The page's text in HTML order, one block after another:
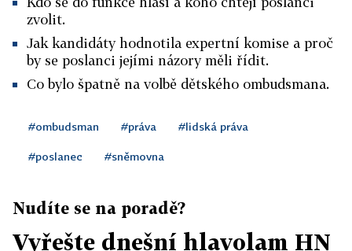
zvolit.
Jak kandidáty hodnotila expertní komise a proč
by se poslanci jejími názory měli řídit.
Co bylo špatně na volbě dětského ombudsmana.
#ombudsman #práva #lidská práva
#poslanec #sněmovna
Nudíte se na poradě?
Vyřešte dnešní hlavolam HN